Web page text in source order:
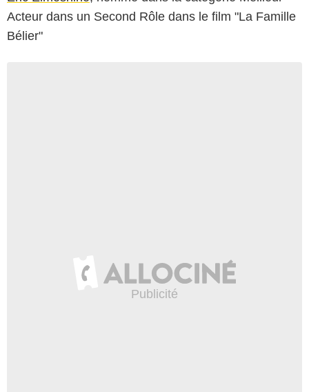
Acteur dans un Second Rôle dans le film "La Famille
Bélier"